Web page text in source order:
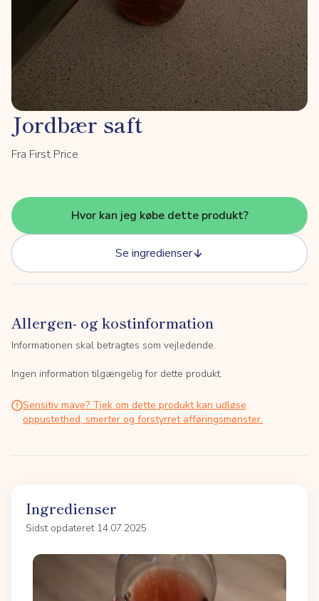
Jordbær saft
Fra First Price
Hvor kan jeg købe dette produkt?
Se ingredienser
Allergen- og kostinformation
Informationen skal betragtes som vejledende.
Ingen information tilgængelig for dette produkt.
Sensitiv mave? Tjek om dette produkt kan udløse
oppustethed, smerter og forstyrret afføringsmønster.
Ingredienser
Sidst opdateret 14.07.2025